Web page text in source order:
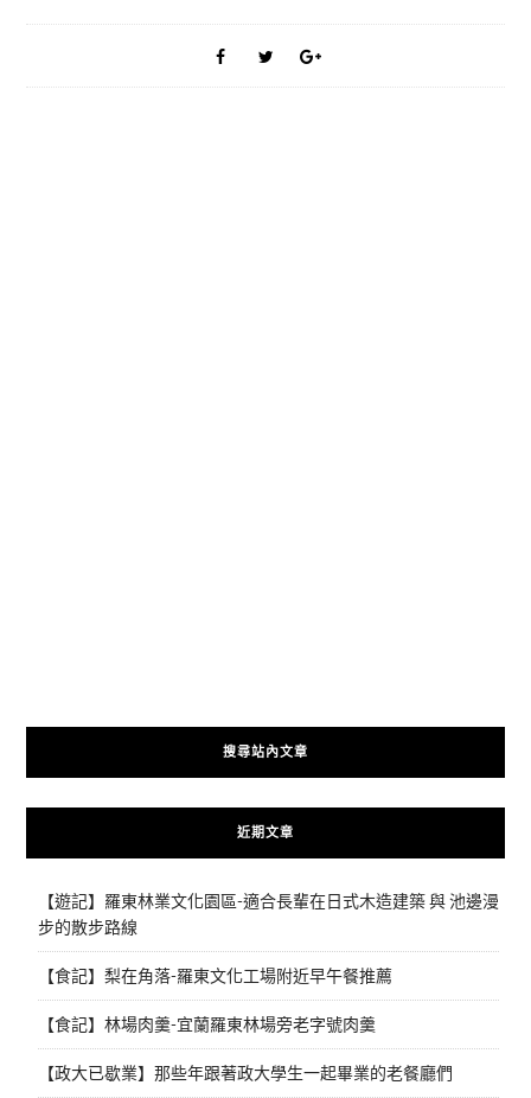
搜尋站內文章
近期文章
【遊記】羅東林業文化園區-適合長輩在日式木造建築 與 池邊漫
步的散步路線
【食記】梨在角落-羅東文化工場附近早午餐推薦
【食記】林場肉羹-宜蘭羅東林場旁老字號肉羹
【政大已歇業】那些年跟著政大學生一起畢業的老餐廳們